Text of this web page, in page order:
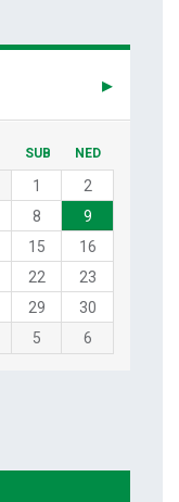
SUB NED
1
2
8
9
15
16
22
23
29
30
5 6